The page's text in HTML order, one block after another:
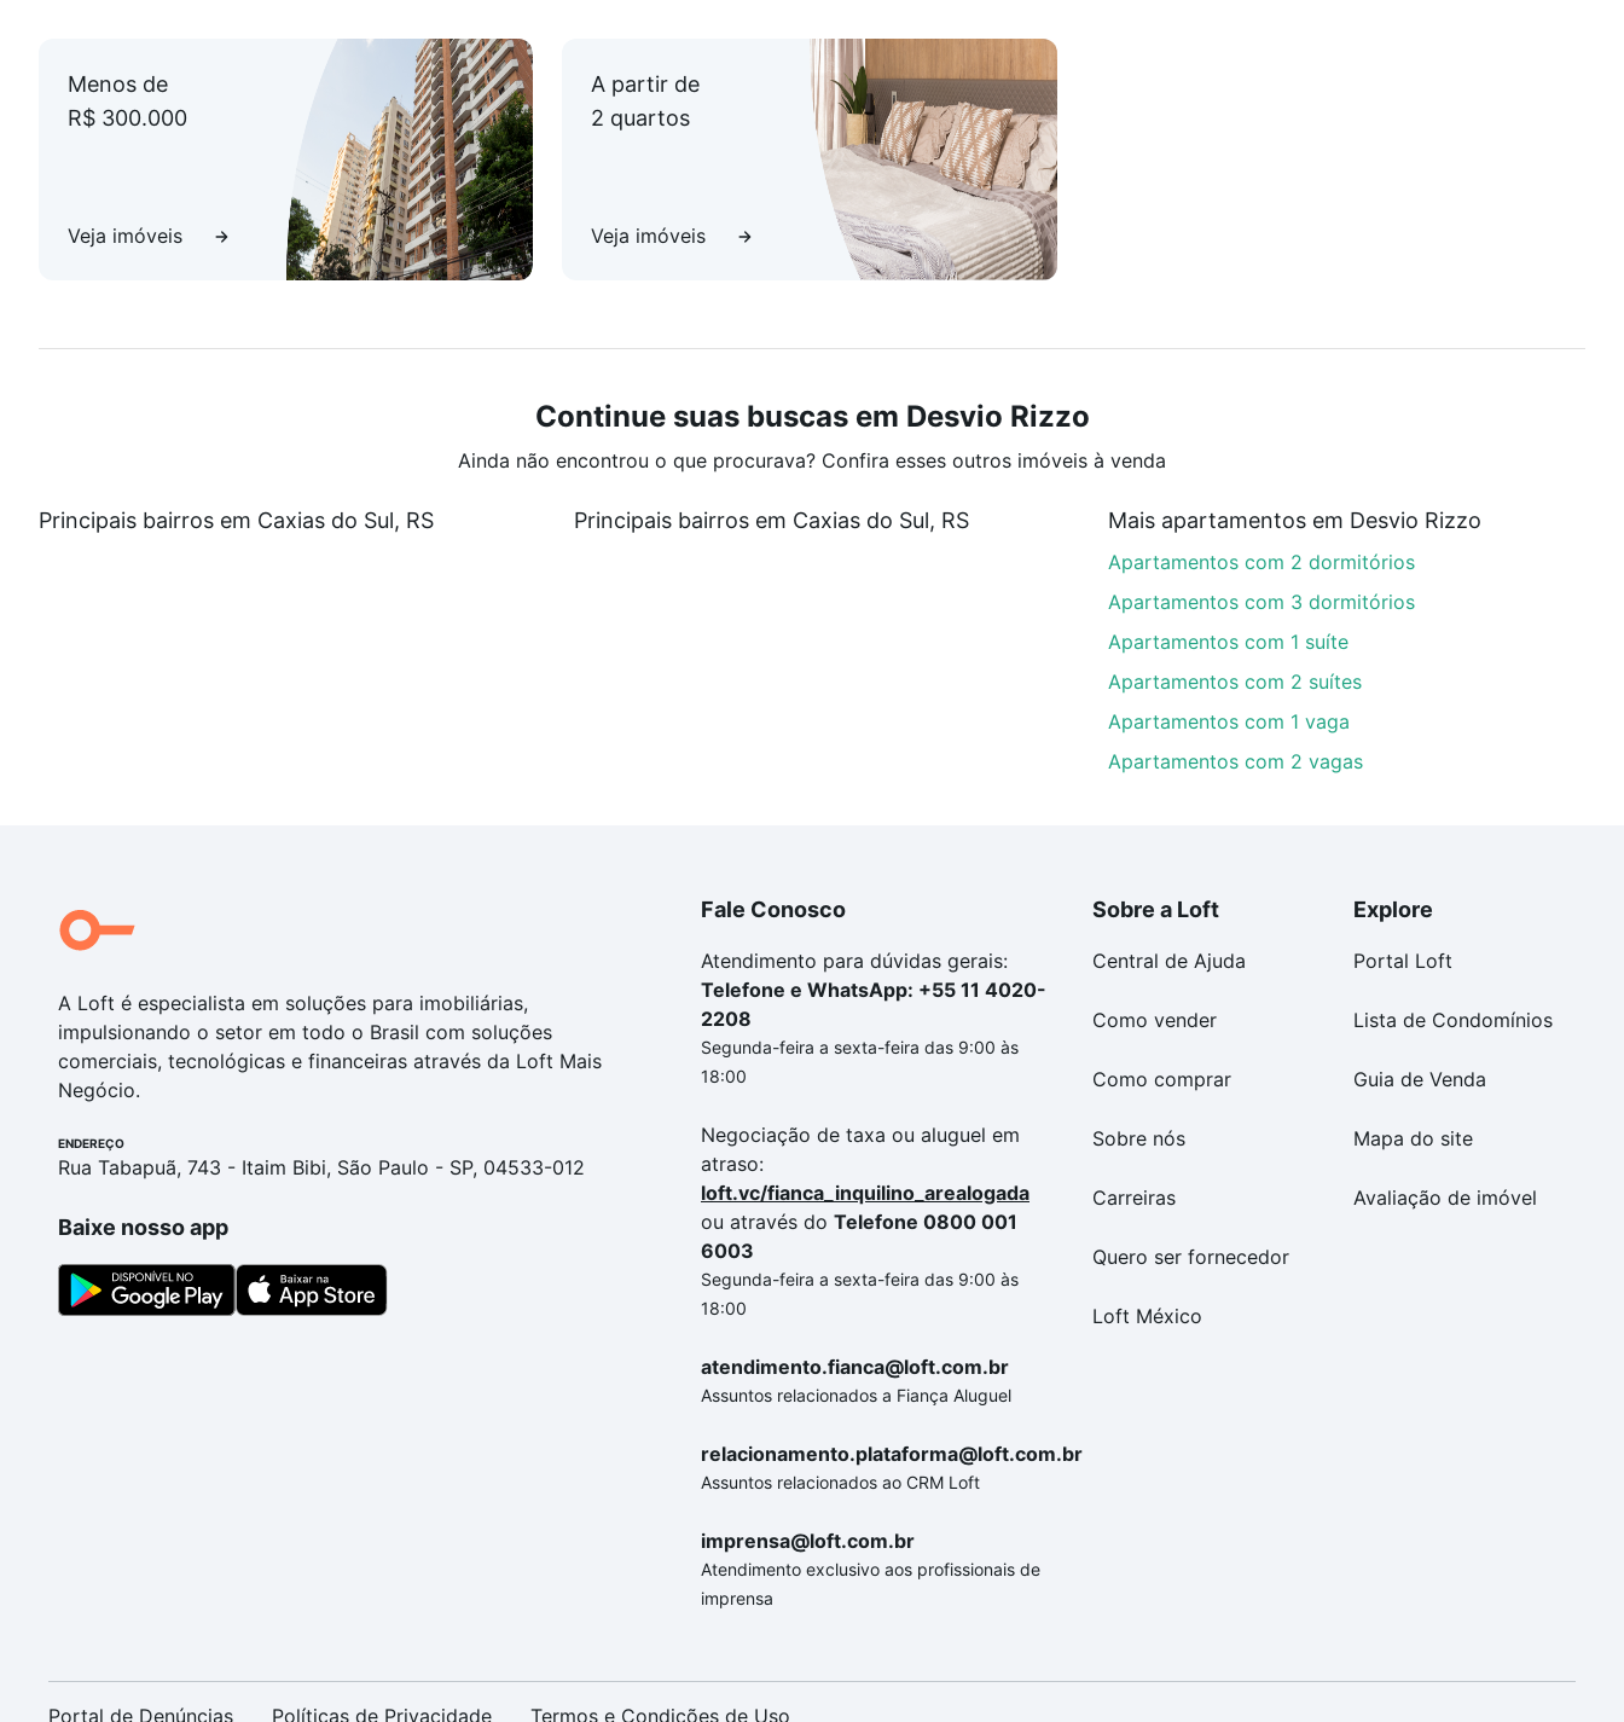
Menos de
R$ 300.000
Veja imóveis
A partir de
2 quartos
Veja imóveis
Continue suas buscas em Desvio Rizzo
Ainda não encontrou o que procurava? Confira esses outros imóveis à venda
Principais bairros em Caxias do Sul, RS Principais bairros em Caxias do Sul, RS Mais apartamentos em Desvio Rizzo
Apartamentos com 2 dormitórios
Apartamentos com 3 dormitórios
Apartamentos com 1 suíte
Apartamentos com 2 suítes
Apartamentos com 1 vaga
Apartamentos com 2 vagas
A Loft é especialista em soluções para imobiliárias,
impulsionando o setor em todo o Brasil com soluções
comerciais, tecnológicas e financeiras através da Loft Mais
Negócio.
ENDEREÇO
Rua Tabapuã, 743 - Itaim Bibi, São Paulo - SP, 04533-012
Baixe nosso app
Fale Conosco
Atendimento para dúvidas gerais:
Telefone e WhatsApp: +55 11 4020-
2208
Segunda-feira a sexta-feira das 9:00 às
18:00
Negociação de taxa ou aluguel em
atraso:
loft.vc/fianca_inquilino_arealogada
ou através do Telefone 0800 001
6003
Segunda-feira a sexta-feira das 9:00 às
18:00
atendimento.fianca@loft.com.br
Assuntos relacionados a Fiança Aluguel
relacionamento.plataforma@loft.com.br
Assuntos relacionados ao CRM Loft
imprensa@loft.com.br
Atendimento exclusivo aos profissionais de
imprensa
Sobre a Loft
Central de Ajuda
Como vender
Como comprar
Sobre nós
Carreiras
Quero ser fornecedor
Loft México
Explore
Portal Loft
Lista de Condomínios
Guia de Venda
Mapa do site
Avaliação de imóvel
Portal de Denúncias Políticas de Privacidade Termos e Condições de Uso